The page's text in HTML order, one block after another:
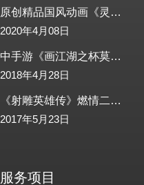
原创精品国风动画《灵邪记》重磅发布
2020年4月08日
中手游《画江湖之杯莫停》正式发布！怪物工场助力配乐，配音
2018年4月28日
《射雕英雄传》燃情二测-怪物工场助力游戏音效
2017年5月23日
服务项目